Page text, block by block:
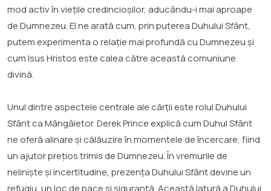
mod activ în viețile credincioșilor, aducându-i mai aproape
de Dumnezeu. El ne arată cum, prin puterea Duhului Sfânt,
putem experimenta o relație mai profundă cu Dumnezeu și
cum Isus Hristos este calea către această comuniune
divină.
Unul dintre aspectele centrale ale cărții este rolul Duhului
Sfânt ca Mângâietor. Derek Prince explică cum Duhul Sfânt
ne oferă alinare și călăuzire în momentele de încercare, fiind
un ajutor prețios trimis de Dumnezeu. În vremurile de
neliniște și incertitudine, prezența Duhului Sfânt devine un
refugiu, un loc de pace și siguranță. Această latură a Duhului